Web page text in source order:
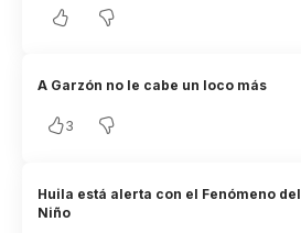
A Garzón no le cabe un loco más
3
Huila está alerta con el Fenómeno del
Niño